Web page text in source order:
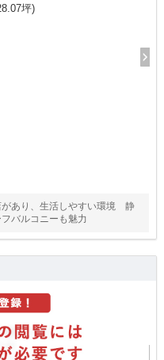
坪)
があり、生活しやすい環境 静
バルコニーも魅力